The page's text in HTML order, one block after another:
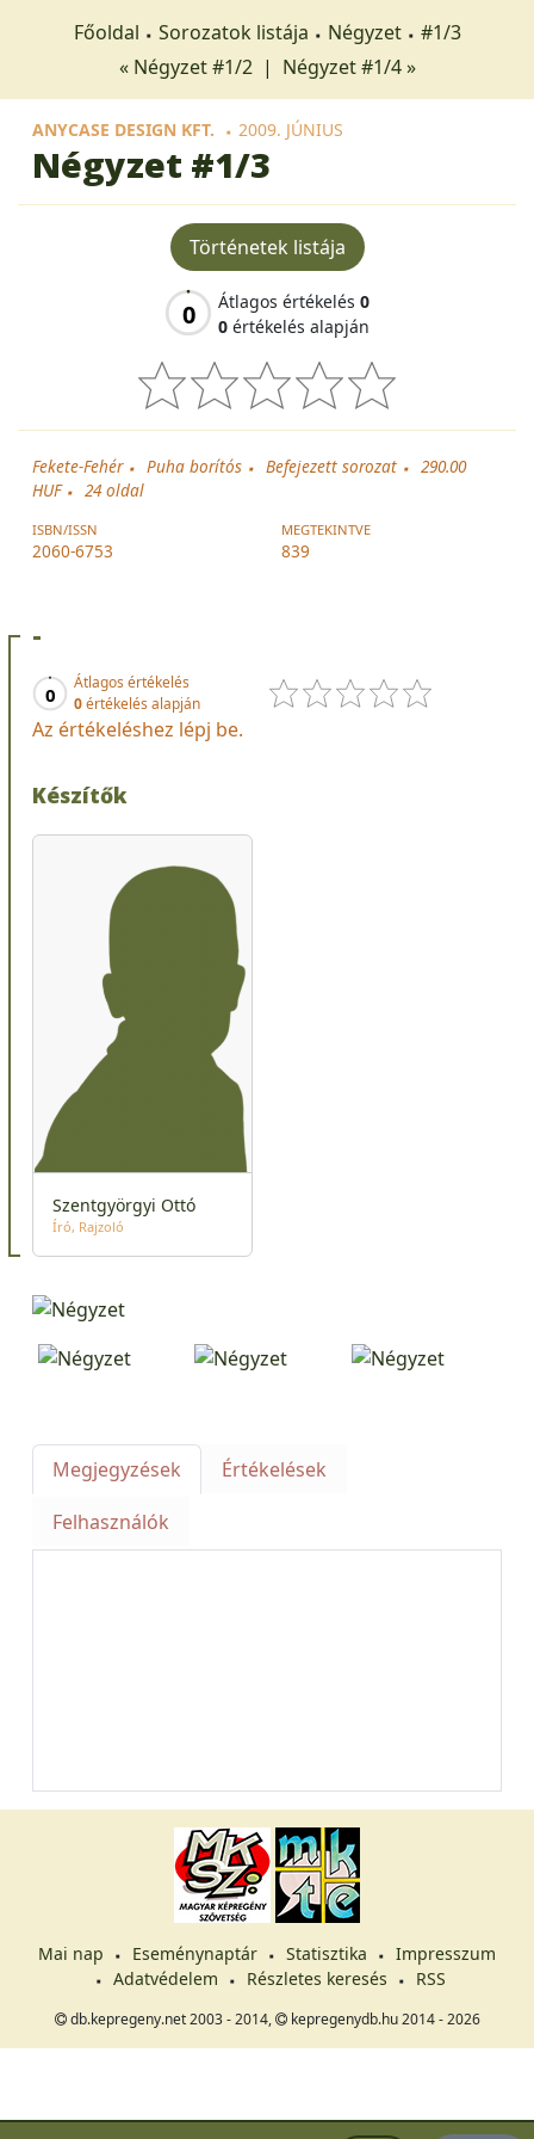
Főoldal Sorozatok listája Négyzet
#1/3
« Négyzet #1/2 | Négyzet #1/4 »
ANYCASE DESIGN KFT. 2009. JÚNIUS
Négyzet #1/3
Történetek listája
0 Átlagos értékelés 0
0 értékelés alapján
Fekete-Fehér Puha borítós Befejezett sorozat
290.00
HUF
24oldal
ISBN/ISSN
2060-6753
MEGTEKINTVE
839
-
0
Átlagos értékelés
0értékelés alapján
Az értékeléshez lépj be.
Készítők
Szentgyörgyi Ottó
Író Rajzoló
Megjegyzések
Értékelések
Felhasználók
Mai nap Eseménynaptár Statisztika
Impresszum
Adatvédelem
Részletes keresés RSS
db.kepregeny.net 2003 - 2014, kepregenydb.hu 2014 - 2026